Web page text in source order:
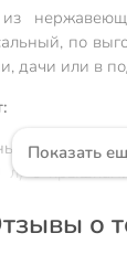
по
дачи или в
набор: три
л) с
прочная
Показать
о